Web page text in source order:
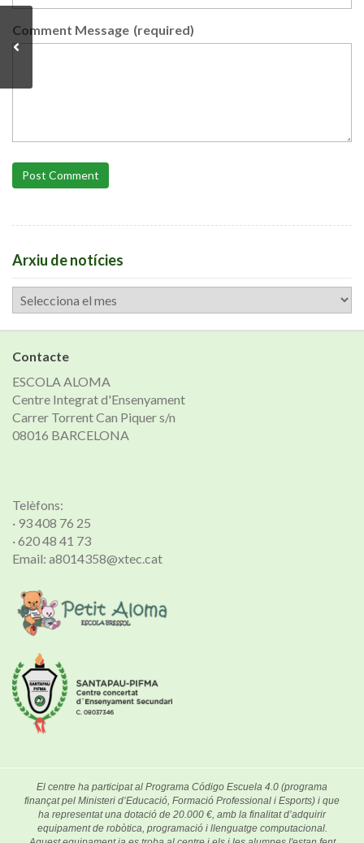
Comment Message (required)
Post Comment
Arxiu de notícies
Arxiu
de
notícies
Contacte
ESCOLA ALOMA
Centre Integrat d'Ensenyament
Carrer Torrent Can Piquer s/n
08016 BARCELONA
Telèfons:
· 93 408 76 25
· 620 48 41 73
Email: a8014358@xtec.cat
El centre ha participat al Programa Código Escuela 4.0 (programa
finançat pel Ministeri d’Educació, Formació Professional i Esports) i que
ha representat una dotació de 20.000 €, amb la finalitat d’adquirir
equipament de robòtica, programació i llenguatge computacional.